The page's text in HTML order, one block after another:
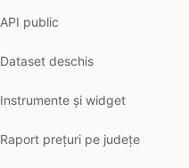
API public
Dataset deschis
Instrumente și widget
Raport prețuri pe județe